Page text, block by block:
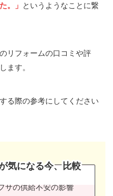
。 」 というようなことに繋
リフォームの口コミや評
ます。
る際の参考にしてください
気になる今、比較
サの供給不安の影響